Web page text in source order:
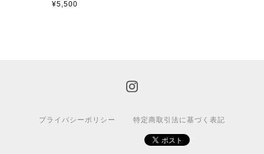
¥5,500
プライバシーポリシー 特定商取引法に基づく表記